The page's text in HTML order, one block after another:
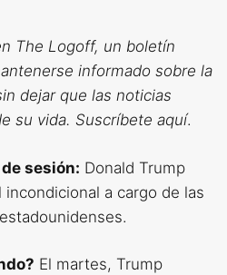
The Logoff, un boletín
informado sobre la
dejar que las noticias
su vida. Suscríbete aquí.
sesión: Donald Trump
a cargo de las
El martes, Trump